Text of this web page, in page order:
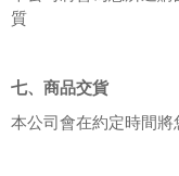
質
七、商品交貨
本公司會在約定時間